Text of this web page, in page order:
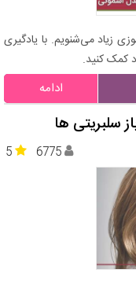
زیاد می‌شنویم. با یادگیری
ادامه
سلبریتی ها
5 6775